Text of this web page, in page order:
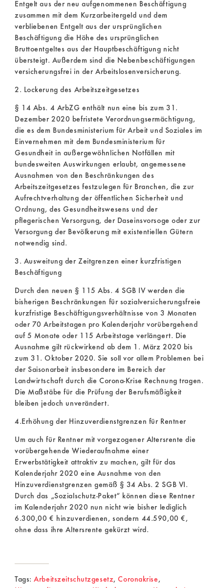
Entgelt aus der neu aufgenommenen Beschäftigung
zusammen mit dem Kurzarbeitergeld und dem
verbliebenen Entgelt aus der ursprünglichen
Beschäftigung die Höhe des ursprünglichen
Bruttoentgeltes aus der Hauptbeschäftigung nicht
übersteigt. Außerdem sind die Nebenbeschäftigungen
versicherungsfrei in der Arbeitslosenversicherung.
2. Lockerung des Arbeitszeitgesetzes
§ 14 Abs. 4 ArbZG enthält nun eine bis zum 31.
Dezember 2020 befristete Verordnungsermächtigung,
die es dem Bundesministerium für Arbeit und Soziales im
Einvernehmen mit dem Bundesministerium für
Gesundheit in außergewöhnlichen Notfällen mit
bundesweiten Auswirkungen erlaubt, angemessene
Ausnahmen von den Beschränkungen des
Arbeitszeitgesetzes festzulegen für Branchen, die zur
Aufrechtverhaltung der öffentlichen Sicherheit und
Ordnung, des Gesundheitswesens und der
pflegerischen Versorgung, der Daseinsvorsoge oder zur
Versorgung der Bevölkerung mit existentiellen Gütern
notwendig sind.
3. Ausweitung der Zeitgrenzen einer kurzfristigen
Beschäftigung
Durch den neuen § 115 Abs. 4 SGB IV werden die
bisherigen Beschränkungen für sozialversicherungsfreie
kurzfristige Beschäftigungsverhältnisse von 3 Monaten
oder 70 Arbeitstagen pro Kalenderjahr vorübergehend
auf 5 Monate oder 115 Arbeitstage verlängert. Die
Ausnahme gilt rückwirkend ab dem 1. März 2020 bis
zum 31. Oktober 2020. Sie soll vor allem Problemen bei
der Saisonarbeit insbesondere im Bereich der
Landwirtschaft durch die Corona-Krise Rechnung tragen.
Die Maßstäbe für die Prüfung der Berufsmäßigkeit
bleiben jedoch unverändert.
4.Erhöhung der Hinzuverdienstgrenzen für Rentner
Um auch für Rentner mit vorgezogener Altersrente die
vorübergehende Wiederaufnahme einer
Erwerbstätigkeit attraktiv zu machen, gilt für das
Kalenderjahr 2020 eine Ausnahme von den
Hinzuverdienstgrenzen gemäß § 34 Abs. 2 SGB VI.
Durch das „Sozialschutz-Paket“ können diese Rentner
im Kalenderjahr 2020 nun nicht wie bisher lediglich
6.300,00 € hinzuverdienen, sondern 44.590,00 €,
ohne dass ihre Altersrente gekürzt wird.
Tags:Arbeitszeitschutzgesetz,Coronakrise,